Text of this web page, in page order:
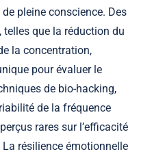
pleine conscience. Des
que la réduction du
la concentration,
pour évaluer le
de bio-hacking,
de la fréquence
rares sur l’efficacité
résilience émotionnelle